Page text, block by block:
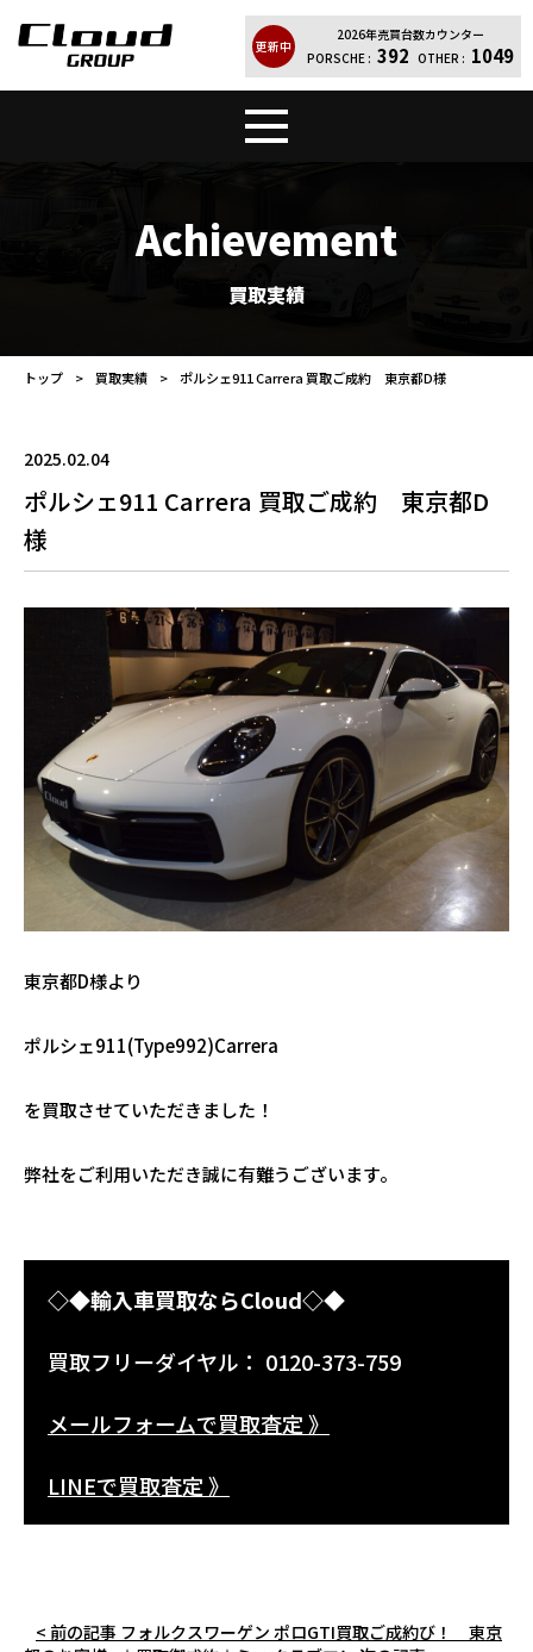
更新中
2026年売買台数カウンター
PORSCHE : 392 OTHER : 1049
お問い合わせ
Achievement
買取実績
トップ 買取実績 ポルシェ911 Carrera 買取ご成約 東京都D様
2025.02.04
ポルシェ911 Carrera 買取ご成約 東京都D
様
東京都D様より
ポルシェ911(Type992)Carrera
を買取させていただきました！
弊社をご利用いただき誠に有難うございます。
◇◆輸入車買取ならCloud◇◆
買取フリーダイヤル： 0120-373-759
メールフォームで買取査定 》
LINEで買取査定 》
< 前の記事 フォルクスワーゲン ポロGTI買取ご成約び！ 東京